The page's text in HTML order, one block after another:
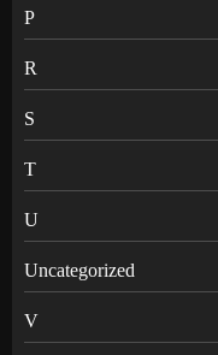
P
R
S
T
U
Uncategorized
V